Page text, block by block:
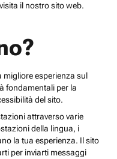
il nostro sito web.
migliore esperienza sul
fondamentali per la
del sito.
attraverso varie
della lingua, i
la tua esperienza. Il sito
per inviarti messaggi